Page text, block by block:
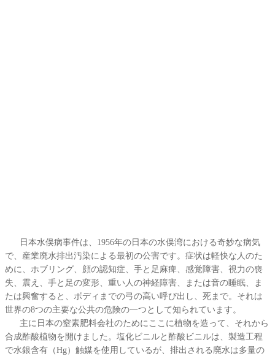
日本水俣病事件は、1956年の日本の水俣湾における奇妙な病気
で、産業廃水排出汚染による最初の公害です。症状は軽快な人のた
めに、ホブリング、顔の認知症、手と足麻痺、感覚障害、視力の喪
失、震え、手と足の変形、重い人の神経障害、または音の睡眠、ま
たは興奮すると、ボディまでの弓の高い呼び出し、死まで。それは
世界の8つの主要な公共の危険の一つとして知られています。
主に日本の窒素肥料会社のためにここに植物を造って、それから
合成酢酸植物を開けました。塩化ビニルと酢酸ビニルは、製造工程
で水銀含有（Hg）触媒を使用しているが、排出される廃水は多量の